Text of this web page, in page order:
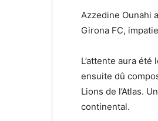
Azzedine Ounahi
Girona FC,
L’attente aura
ensuite dû
Lions de l’Atlas.
continental.